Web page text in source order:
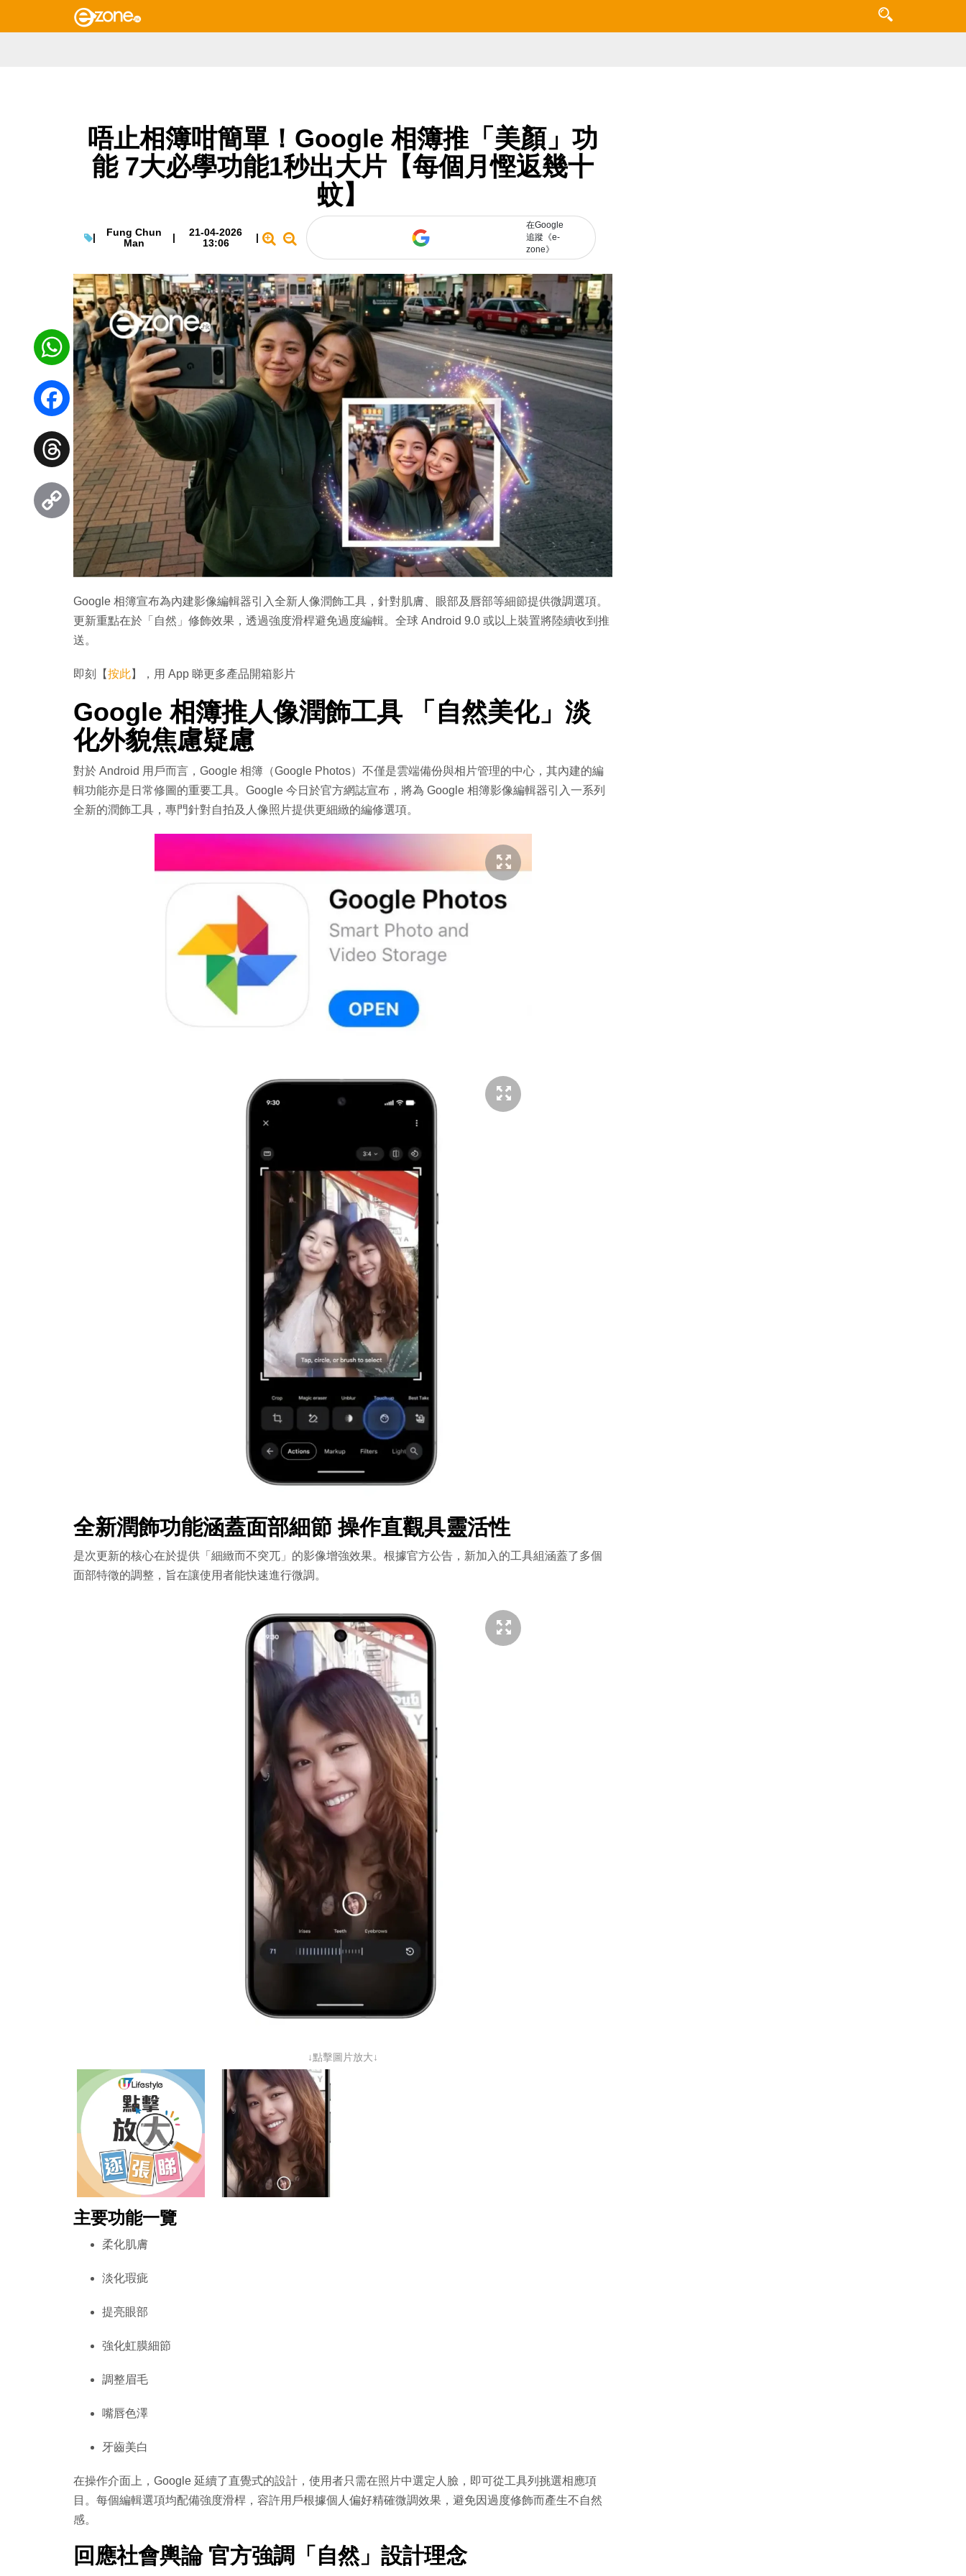
唔止相簿咁簡單！Google 相簿推「美顏」功
能 7大必學功能1秒出大片【每個月慳返幾十
蚊】
|
Fung Chun
Man
|
21-04-2026
13:06
|
在Google
追蹤《e-
zone》
Google 相簿宣布為內建影像編輯器引入全新人像潤飾工具，針對肌膚、眼部及唇部等細節提供微調選項。
更新重點在於「自然」修飾效果，透過強度滑桿避免過度編輯。全球 Android 9.0 或以上裝置將陸續收到推
送。
即刻【按此】，用 App 睇更多產品開箱影片
Google 相簿推人像潤飾工具 「自然美化」淡
化外貌焦慮疑慮
對於 Android 用戶而言，Google 相簿（Google Photos）不僅是雲端備份與相片管理的中心，其內建的編
輯功能亦是日常修圖的重要工具。Google 今日於官方網誌宣布，將為 Google 相簿影像編輯器引入一系列
全新的潤飾工具，專門針對自拍及人像照片提供更細緻的編修選項。
全新潤飾功能涵蓋面部細節 操作直觀具靈活性
是次更新的核心在於提供「細緻而不突兀」的影像增強效果。根據官方公告，新加入的工具組涵蓋了多個
面部特徵的調整，旨在讓使用者能快速進行微調。
↓點擊圖片放大↓
主要功能一覽
柔化肌膚
淡化瑕疵
提亮眼部
強化虹膜細節
調整眉毛
嘴唇色澤
牙齒美白
在操作介面上，Google 延續了直覺式的設計，使用者只需在照片中選定人臉，即可從工具列挑選相應項
目。每個編輯選項均配備強度滑桿，容許用戶根據個人偏好精確微調效果，避免因過度修飾而產生不自然
感。
回應社會輿論 官方強調「自然」設計理念
WhatsApp
Facebook
Threads
Copy
Link